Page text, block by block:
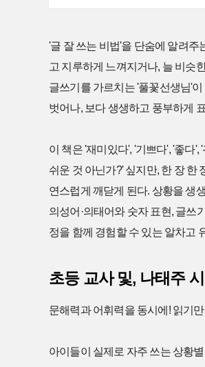
'글 잘 쓰는 비법'을 단숨에 알려주
고 지루하게 느껴지거나, 늘 비슷
글쓰기를 가르치는 '풀꽃선생님'
벗어나, 보다 생생하고 풍부하게
이 책은 '재미있다', '기쁘다', '좋다
쉬운 것 아닌가?' 싶지만, 한 장 한
연스럽게 깨닫게 된다. 상황을 생
의성어·의태어와 숫자 표현, 글쓰
정을 함께 경험할 수 있는 알차고
초등 교사 및, 나태주
문해력과 어휘력을 동시에! 읽기
아이들이 실제로 자주 쓰는 상황